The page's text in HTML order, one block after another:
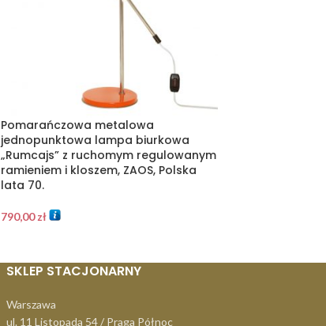
Pomarańczowa metalowa
jednopunktowa lampa biurkowa
„Rumcajs” z ruchomym regulowanym
ramieniem i kloszem, ZAOS, Polska
lata 70.
790,00zł
SKLEP STACJONARNY
Warszawa
ul. 11 Listopada 54 / Praga Północ